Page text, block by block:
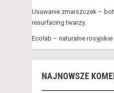
Usuwanie zmarszczek –
resurfacing twarzy.
Ecolab – naturalne
NAJNOWSZE